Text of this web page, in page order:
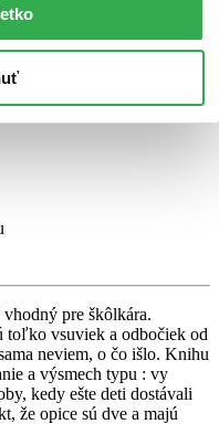
pre škôlkára.
toľko vsuviek a odbočiek od
neviem, o čo išlo. Knihu
a výsmech typu : vy
kedy ešte deti dostávali
že opice sú dve a majú